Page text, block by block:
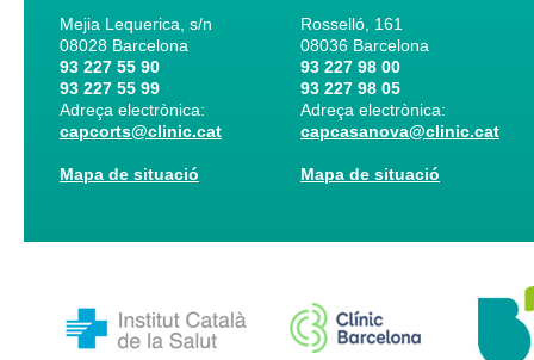
Mejia Lequerica, s/n
08028 Barcelona
93 227 55 90
93 227 55 99
Adreça electrònica:
capcorts@clinic.cat
Mapa de situació
Rosselló, 161
08036 Barcelona
93 227 98 00
93 227 98 05
Adreça electrònica:
capcasanova@clinic.cat
Mapa de situació